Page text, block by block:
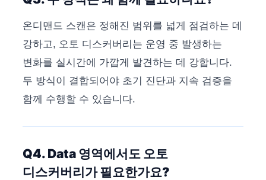
온디맨드 스캔은 정해진 범위를 넓게 점검하는 데
강하고, 오토 디스커버리는 운영 중 발생하는
변화를 실시간에 가깝게 발견하는 데 강합니다.
두 방식이 결합되어야 초기 진단과 지속 검증을
함께 수행할 수 있습니다.
Q4. Data 영역에서도 오토
디스커버리가 필요한가요?